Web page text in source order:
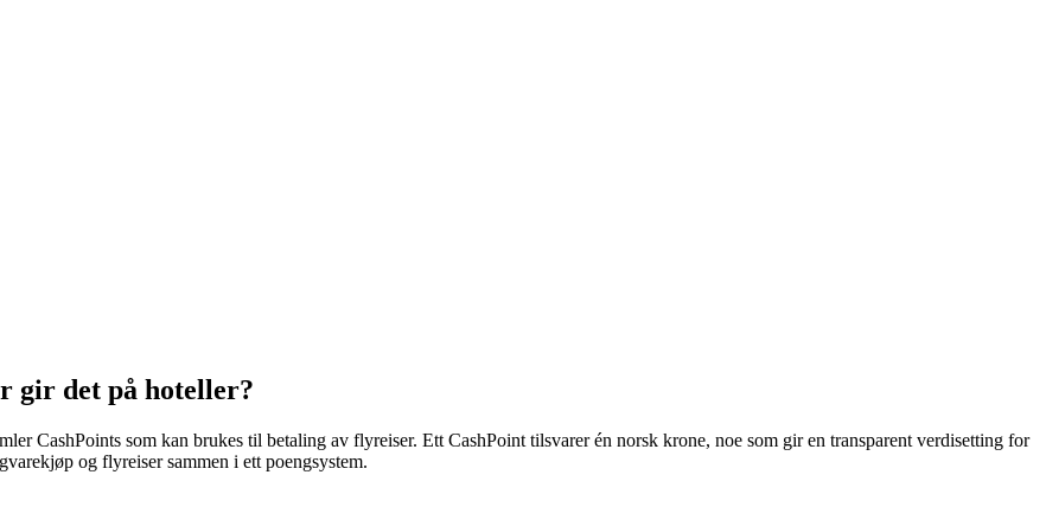
gir det på hoteller?
CashPoints som kan brukes til betaling av flyreiser. Ett CashPoint tilsvarer én norsk krone, noe som gir en transparent verdisetting for
og flyreiser sammen i ett poengsystem.